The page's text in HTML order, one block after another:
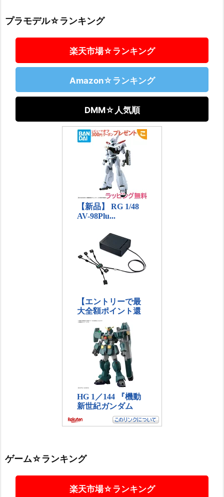
プラモデル☆ランキング
楽天市場☆ランキング
Amazon☆ランキング
DMM☆人気順
ゲーム☆ランキング
楽天市場☆ランキング